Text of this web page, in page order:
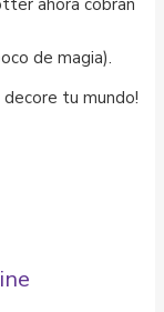
ahora cobran
de magia).
decore tu mundo!